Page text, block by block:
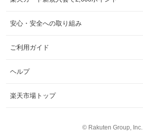
安心・安全への取り組み
ご利用ガイド
ヘルプ
楽天市場トップ
© Rakuten Group, Inc.